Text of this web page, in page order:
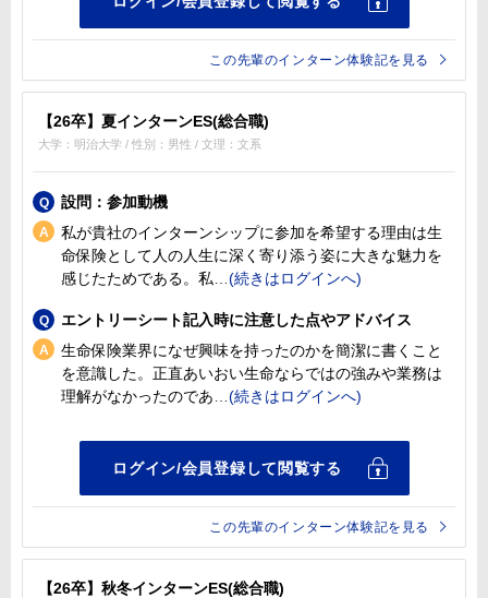
この先輩のインターン体験記を見る
【26卒】夏インターンES(総合職)
大学：明治大学 / 性別：男性 / 文理：文系
設問：参加動機
私が貴社のインターンシップに参加を希望する理由は生
命保険として人の人生に深く寄り添う姿に大きな魅力を
感じたためである。私
エントリーシート記入時に注意した点やアドバイス
生命保険業界になぜ興味を持ったのかを簡潔に書くこと
を意識した。正直あいおい生命ならではの強みや業務は
理解がなかったのであ
この先輩のインターン体験記を見る
【26卒】秋冬インターンES(総合職)